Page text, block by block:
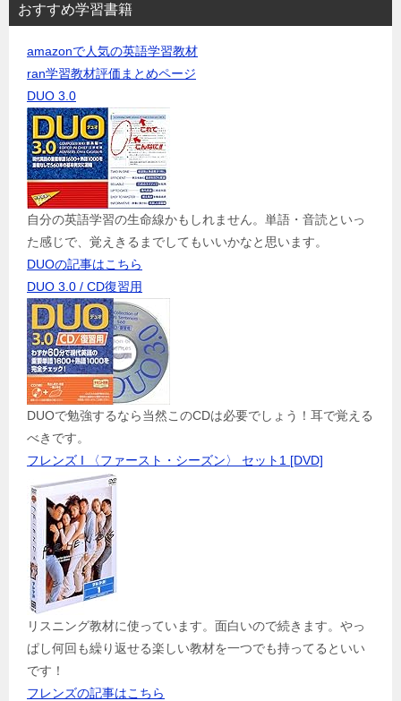
おすすめ学習書籍
amazonで人気の英語学習教材
ran学習教材評価まとめページ
DUO 3.0
自分の英語学習の生命線かもしれません。単語・音読といっ
た感じで、覚えきるまでしてもいいかなと思います。
DUOの記事はこちら
DUO 3.0 / CD復習用
DUOで勉強するなら当然このCDは必要でしょう！耳で覚える
べきです。
フレンズ I 〈ファースト・シーズン〉 セット1 [DVD]
リスニング教材に使っています。面白いので続きます。やっ
ぱし何回も繰り返せる楽しい教材を一つでも持ってるといい
です！
フレンズの記事はこちら